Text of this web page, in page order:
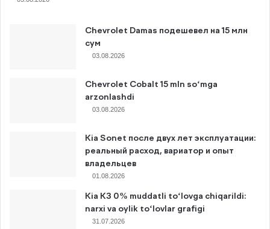
Chevrolet Damas подешевел на 15 млн
сум
03.08.2026
Chevrolet Cobalt 15 mln so‘mga
arzonlashdi
03.08.2026
Kia Sonet после двух лет эксплуатации:
реальный расход, вариатор и опыт
владельцев
01.08.2026
Kia K3 0% muddatli to‘lovga chiqarildi:
narxi va oylik to‘lovlar grafigi
31.07.2026